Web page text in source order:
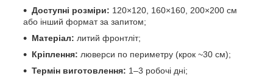
Доступні розміри: 120×120, 160×160, 200×200 см
або інший формат за запитом;
Матеріал: литий фронтліт;
Кріплення: люверси по периметру (крок ~30 см);
Термін виготовлення: 1–3 робочі дні;